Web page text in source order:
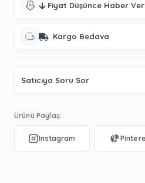
Fiyat Düşünce Haber Ver
Kargo Bedava
Satıcıya Soru Sor
Ürünü Paylaş: